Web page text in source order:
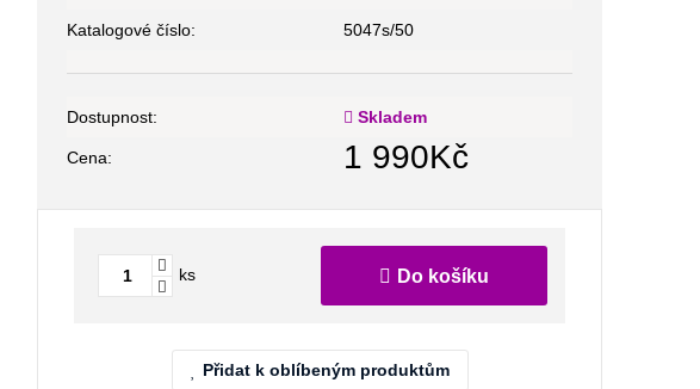
Katalogové číslo: 5047s/50
Dostupnost: Skladem
Cena: 1 990Kč
ks Do košíku
Přidat k oblíbeným produktům